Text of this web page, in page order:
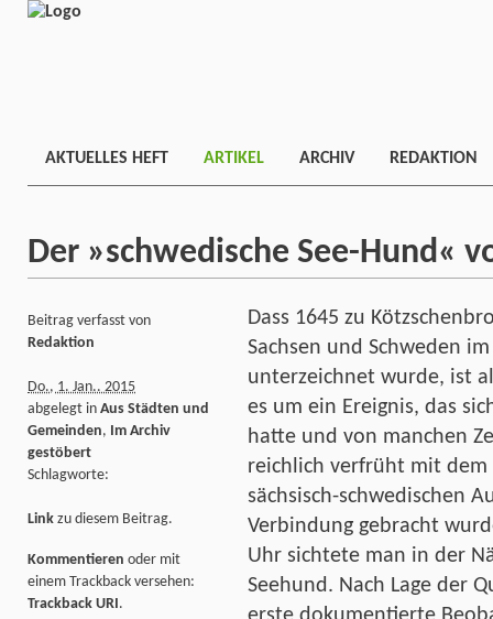
AKTUELLES HEFT ARTIKEL ARCHIV REDAKTION
Der »schwedische See-Hund«
Dass 1645 zu
Sachsen und Schweden
unterzeichnet wurde, ist
es um ein Ereignis, das
hatte und von manchen
reichlich verfrüht mit dem
sächsisch-schwedischen
Verbindung gebracht
Uhr sichtete man in der
Seehund. Nach Lage der
Beitrag verfasst von
Redaktion
Do., 1. Jan.. 2015
abgelegt in Aus Städten und
Gemeinden, Im Archiv
gestöbert
Schlagworte:
Link zu diesem Beitrag.
Kommentieren oder mit
einem Trackback versehen:
Trackback URI.